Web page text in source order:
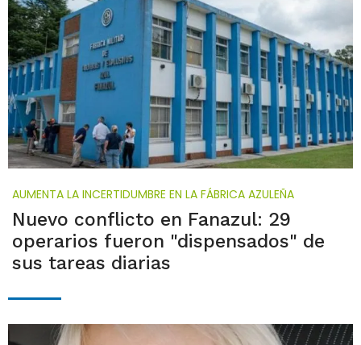
AUMENTA LA INCERTIDUMBRE EN LA FÁBRICA AZULEÑA
Nuevo conflicto en Fanazul: 29
operarios fueron "dispensados" de
sus tareas diarias